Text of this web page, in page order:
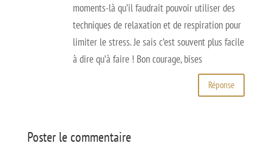
moments-là qu’il faudrait pouvoir utiliser des
techniques de relaxation et de respiration pour
limiter le stress. Je sais c’est souvent plus facile
à dire qu’à faire ! Bon courage, bises
Réponse
Poster le commentaire